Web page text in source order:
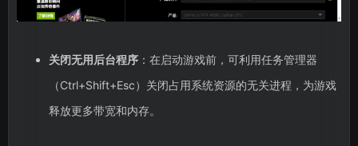
关闭无用后台程序：在启动游戏前，可利用任务管理器
（Ctrl+Shift+Esc）关闭占用系统资源的无关进程，为游戏
释放更多带宽和内存。